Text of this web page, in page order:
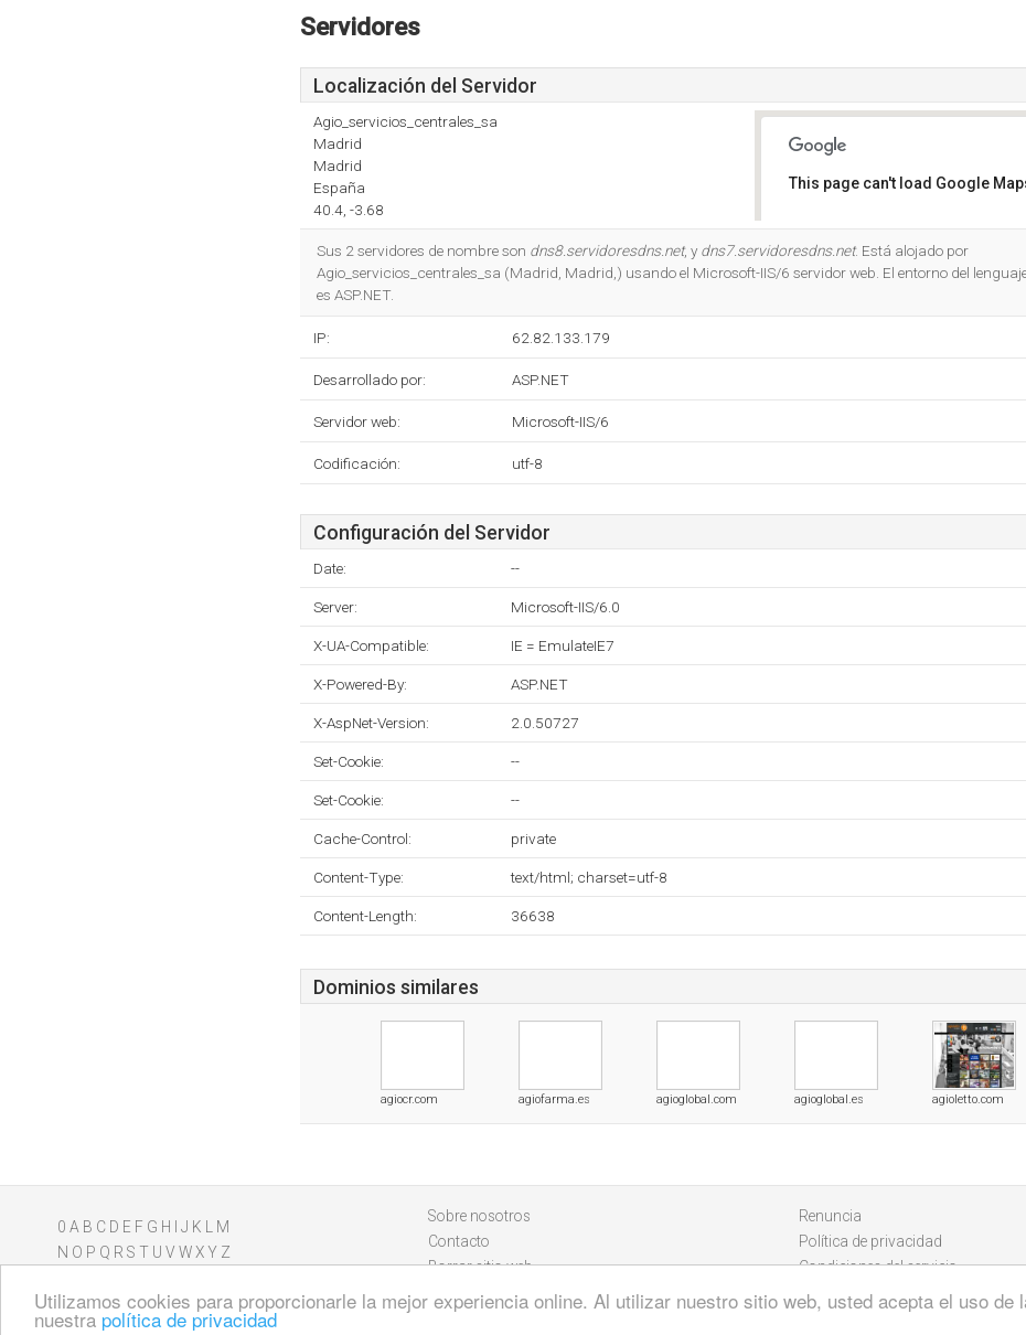
Utilizamos cookies para proporcionarle la mejor experiencia online. Al utilizar nuestro sitio web, usted acepta el uso de
nuestra política de privacidad
Servidores
Localización del Servidor
Agio_servicios_centrales_sa
Madrid
Madrid
España
40.4, -3.68
This page can't load Google
Sus 2 servidores de nombre son dns8.servidoresdns.net, y dns7.servidoresdns.net. Está alojado por
Agio_servicios_centrales_sa (Madrid, Madrid,) usando el Microsoft-IIS/6 servidor web. El entorno del
es ASP.NET.
IP: 62.82.133.179
Desarrollado por: ASP.NET
Servidor web: Microsoft-IIS/6
Codificación: utf-8
Configuración del Servidor
Date: --
Server: Microsoft-IIS/6.0
X-UA-Compatible: IE = EmulateIE7
X-Powered-By: ASP.NET
X-AspNet-Version: 2.0.50727
Set-Cookie: --
Set-Cookie: --
Cache-Control: private
Content-Type: text/html; charset=utf-8
Content-Length: 36638
Dominios similares
agiocr.com agiofarma.es agioglobal.com agioglobal.es agioletto.com
0 A B C D E F G H J K
M
N O P Q R S T U V WXY Z
Sobre nosotros
Contacto
Borrar sitio web
Renuncia
Política de privacidad
Condiciones del servicio